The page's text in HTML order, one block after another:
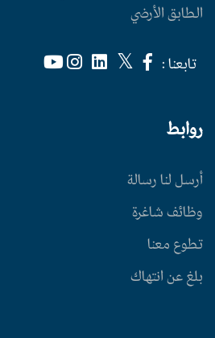
الطابق الأرضي
تابعنا :
روابط
أرسل لنا رسالة
وظائف شاغرة
تطوع معنا
بلغ عن انتهاك